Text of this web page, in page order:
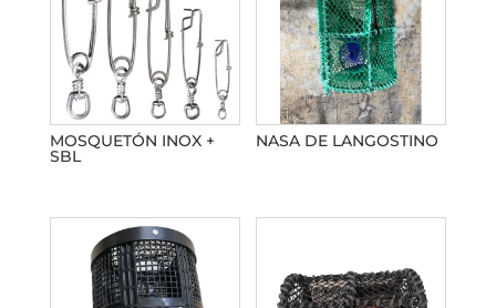
MOSQUETÓN INOX +
SBL
NASA DE LANGOSTINO